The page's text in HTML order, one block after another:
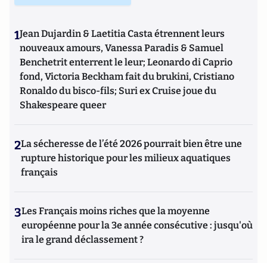
1Jean Dujardin & Laetitia Casta étrennent leurs
nouveaux amours, Vanessa Paradis & Samuel
Benchetrit enterrent le leur; Leonardo di Caprio
fond, Victoria Beckham fait du brukini, Cristiano
Ronaldo du bisco-fils; Suri ex Cruise joue du
Shakespeare queer
2La sécheresse de l’été 2026 pourrait bien être une
rupture historique pour les milieux aquatiques
français
3Les Français moins riches que la moyenne
européenne pour la 3e année consécutive : jusqu'où
ira le grand déclassement ?